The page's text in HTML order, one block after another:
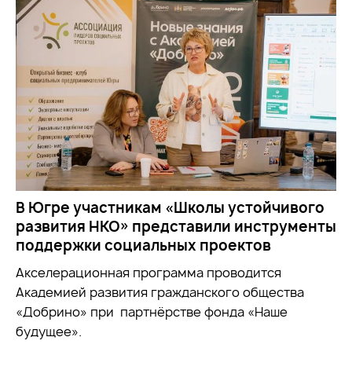
В Югре участникам «Школы устойчивого
развития НКО» представили инструменты
поддержки социальных проектов
Акселерационная программа проводится
Академией развития гражданского общества
«Добрино» при партнёрстве фонда «Наше
будущее».